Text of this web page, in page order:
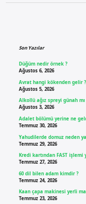
Son Yazılar
Düğüm nedir örnek ?
Ağustos 6, 2026
Avrat hangi kökenden gelir ?
Ağustos 5, 2026
Alkollü ağız spreyi günah mı
Ağustos 3, 2026
Adalet bölümü yerine ne
Temmuz 30, 2026
Yahudilerde domuz neden
Temmuz 29, 2026
Kredi kartından FAST işlemi
Temmuz 27, 2026
60 dil bilen adam kimdir ?
Temmuz 24, 2026
Kaan çapa makinesi yerli
Temmuz 23, 2026